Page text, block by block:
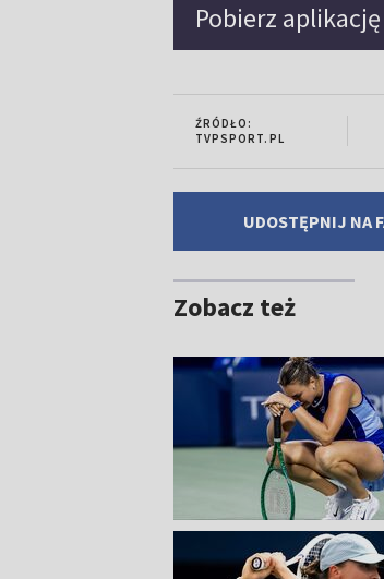
Pobierz aplikację
ŹRÓDŁO:
TVPSPORT.PL
UDOSTĘPNIJ NA
Zobacz też